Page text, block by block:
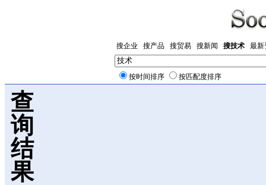
搜企业 搜产品 搜贸易 搜新闻 搜技术 最新
按时间排序 按匹配度排序
查
询
结
果